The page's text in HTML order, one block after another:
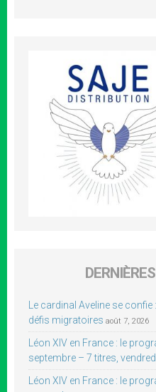
Le cardinal Aveline se
défis migratoires août 7, 2026
Léon XIV en France : le
septembre – 7 titres,
Léon XIV en France : le